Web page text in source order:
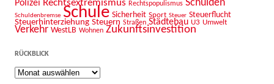
Polizei Rechtsextremismus Rechtspopulismus Schulden
Schuldenbremse Schule Sicherheit Sport Steuer Steuerflucht
Steuerhinterziehung Steuern Straßen Städtebau U3 Umwelt
Verkehr WestLB Wohnen Zukunftsinvestition
RÜCKBLICK
Rückblick